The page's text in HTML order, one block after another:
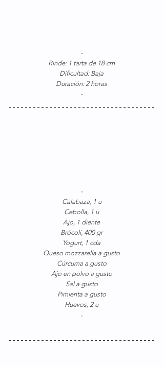
-
Rinde: 1 tarta de 18 cm
Dificultad: Baja
Duración: 2 horas
-
-
Calabaza, 1 u
Cebolla, 1 u
Ajo, 1 diente
Brócoli, 400 gr
Yogurt, 1 cda
Queso mozzarella a gusto
Cúrcuma a gusto
Ajo en polvo a gusto
Sal a gusto
Pimienta a gusto
Huevos, 2 u
-